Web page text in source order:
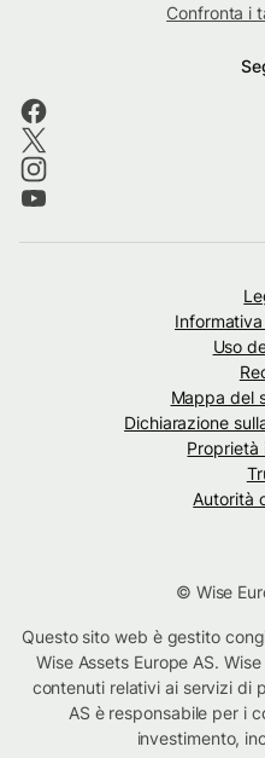
Confronta i
Uso
Mappa del
Dichiarazione
Proprietà
Autorità
© Wise
Questo sito web è gestito
Wise Assets Europe AS.
contenuti relativi ai servizi di
AS è responsabile per i
investimento,